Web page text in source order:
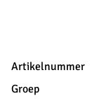
Artikelnummer
Groep